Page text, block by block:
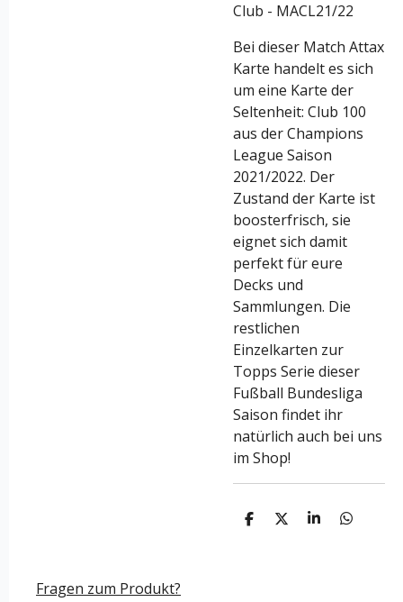
Club - MACL21/22
Bei dieser Match Attax
Karte handelt es sich
um eine Karte der
Seltenheit: Club 100
aus der Champions
League Saison
2021/2022. Der
Zustand der Karte ist
boosterfrisch, sie
eignet sich damit
perfekt für eure
Decks und
Sammlungen. Die
restlichen
Einzelkarten zur
Topps Serie dieser
Fußball Bundesliga
Saison findet ihr
natürlich auch bei uns
im Shop!
T
T
T
T
Fragen zum Produkt?